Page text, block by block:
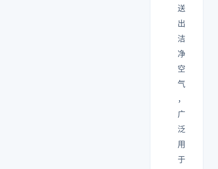
送
出
洁
净
空
气
，
广
泛
用
于